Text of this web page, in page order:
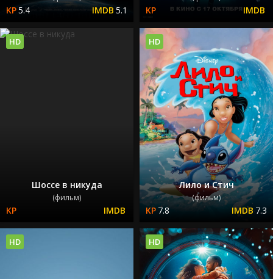
5.4 5.1
Шоссе в никуда
(фильм)
HD
Лило и Стич
(фильм)
7.8 7.3
HD
HD HD